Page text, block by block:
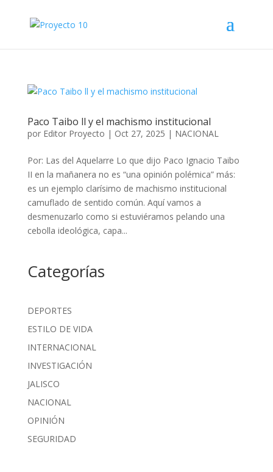
Paco Taibo ll y el machismo institucional
por Editor Proyecto | Oct 27, 2025 | NACIONAL
Por: Las del Aquelarre Lo que dijo Paco Ignacio Taibo
II en la mañanera no es “una opinión polémica” más:
es un ejemplo clarísimo de machismo institucional
camuflado de sentido común. Aquí vamos a
desmenuzarlo como si estuviéramos pelando una
cebolla ideológica, capa...
Categorías
DEPORTES
ESTILO DE VIDA
INTERNACIONAL
INVESTIGACIÓN
JALISCO
NACIONAL
OPINIÓN
SEGURIDAD